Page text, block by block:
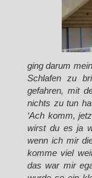
ging darum
Schlafen zu
gefahren, mit
nichts zu tun
‘Ach komm,
wirst du es ja
wenn ich mir
komme viel
das war mir